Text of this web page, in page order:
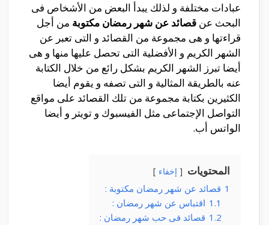
عبادات مختلفة و لذلك يبدأ البعض من الأشخاص فى
البحث عن قصائد عن شهر رمضان مكتوبة من أجل
قراءتها و هى مجموعة من القصائد و التى تعبر عن
الشهر الكريم و الأفضلية التى تحصل عليها منها و هى
أيضا تبرز الشهر الكريم بشكل رائع من خلال الكتابة
عنه بالطريقة المثالية و التى تصفه و يقوم أيضا
الكثيرين بكتابة مجموعة من تلك القصائد على مواقع
التواصل الإجتماعى مثل الفيسبوك و تويتر و أيضا
الواتس أب.
المحتويات إخفاء
1 قصائد عن شهر رمضان مكتوبة :
1.1 اقتباس عن شهر رمضان :
1.2 قصائد فى حب شهر رمضان :